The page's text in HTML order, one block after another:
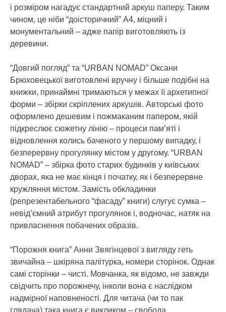
і розміром нагадує стандартний аркуш паперу. Таким
чином, це ніби “доісторичний” А4, міцний і
монументальний – адже папір виготовляють із
деревини.
“Довгий погляд” та “URBAN NOMAD” Оксани
Брюховецької виготовлені вручну і більше подібні на
книжки, принаймні тримаються у межах її архетипної
форми – збірки скріплених аркушів. Авторські фото
оформлено дешевим і пожмаканим папером, якій
підкреслює сюжетну лінію – процеси пам’яті і
відновлення колись баченого у першому випадку, і
безперервну прогулянку містом у другому. “URBAN
NOMAD” – збірка фото старих будинків у київських
дворах, яка не має кінця і початку, як і безперервне
кружляння містом. Замість обкладинки
(репрезентабельного “фасаду” книги) слугує сумка –
невід’ємний атрибут прогулянок і, водночас, натяк на
привласнення побачених образів.
“Порожня книга” Анни Звягінцевої з вигляду геть
звичайна – шкіряна палітурка, номери сторінок. Однак
самі сторінки – чисті. Мовчанка, як відомо, не завжди
свідчить про порожнечу, інколи вона є наслідком
надмірної наповненості. Для читача (чи то пак
глядача) така книга є викликом – свобода